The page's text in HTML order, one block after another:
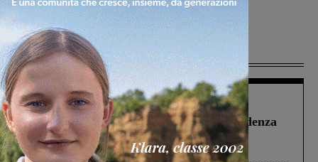
Più lette
Figline Incisa Valdarno 1 Agosto 2026
Piscina di Figline finanziata oltre la scadenza
Pnrr, il gruppo di Fratelli d’Italia: “Un
ringraziamento al Governo”